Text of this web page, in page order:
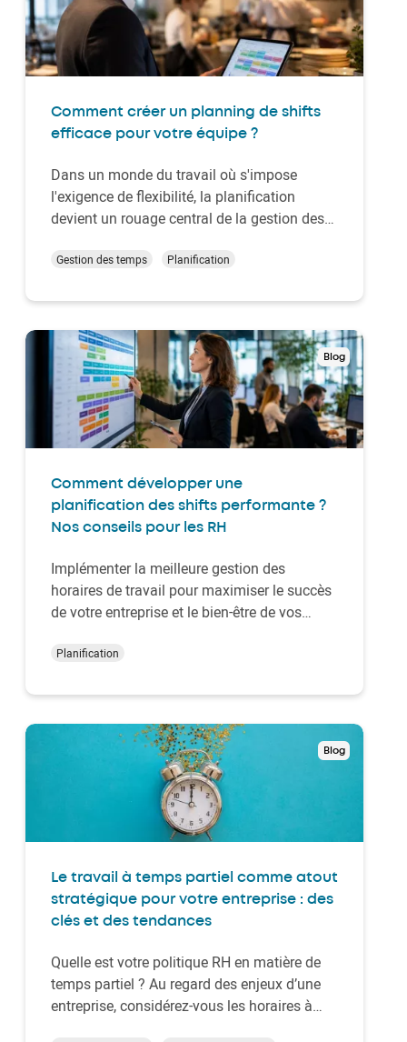
Comment créer un planning de shifts
efficace pour votre équipe ?
Dans un monde du travail où s'impose
l'exigence de flexibilité, la planification
devient un rouage central de la gestion des
shifts cohérents et souples forment des
et d'une organisation fluide. Comment créer
un plan…
Gestion des temps Planification
Blog
Comment développer une
planification des shifts performante ?
Nos conseils pour les RH
Implémenter la meilleure gestion des
horaires de travail pour maximiser le succès
de votre entreprise et le bien-être de vos
planification optimale. Placez les travailleurs
les compétences de vos salariés à bon esci…
Planification
Blog
Le travail à temps partiel comme atout
stratégique pour votre entreprise : des
clés et des tendances
Quelle est votre politique RH en matière de
temps partiel ? Au regard des enjeux d’une
entreprise, considérez-vous les horaires à